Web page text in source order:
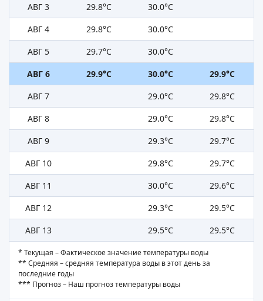
АВГ 3
29.8°C
30.0°C
АВГ 4
29.8°C
30.0°C
АВГ 5
29.7°C
30.0°C
АВГ 6
29.9°C 30.0°C
29.9°C
АВГ 7
29.0°C
29.8°C
АВГ 8
29.0°C
29.8°C
АВГ 9
29.3°C
29.7°C
АВГ 10
29.8°C
29.7°C
АВГ 11
30.0°C
29.6°C
АВГ 12
29.3°C
29.5°C
АВГ 13
29.5°C 29.5°C
* Текущая – Фактическое значение температуры воды
** Средняя – средняя температура воды в этот день за
последние годы
*** Прогноз – Наш прогноз температуры воды